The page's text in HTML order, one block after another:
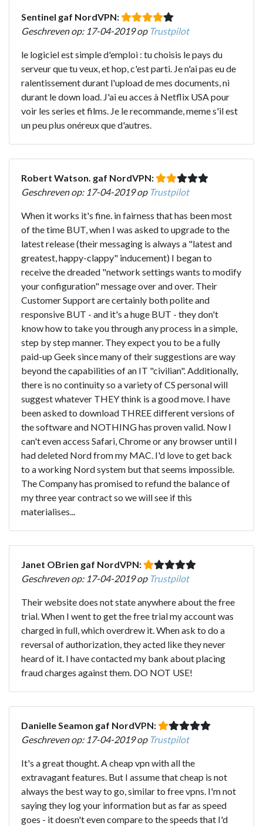
Sentinel gaf NordVPN:
Geschreven op: 17-04-2019 op Trustpilot
le logiciel est simple d'emploi : tu choisis le pays du
serveur que tu veux, et hop, c'est parti. Je n'ai pas eu de
ralentissement durant l'upload de mes documents, ni
durant le down load. J'ai eu acces à Netflix USA pour
voir les series et films. Je le recommande, meme s'il est
un peu plus onéreux que d'autres.
Robert Watson. gaf NordVPN:
Geschreven op: 17-04-2019 op Trustpilot
When it works it's fine. in fairness that has been most
of the time BUT, when I was asked to upgrade to the
latest release (their messaging is always a "latest and
greatest, happy-clappy" inducement) I began to
receive the dreaded "network settings wants to modify
your configuration" message over and over. Their
Customer Support are certainly both polite and
responsive BUT - and it's a huge BUT - they don't
know how to take you through any process in a simple,
step by step manner. They expect you to be a fully
paid-up Geek since many of their suggestions are way
beyond the capabilities of an IT "civilian". Additionally,
there is no continuity so a variety of CS personal will
suggest whatever THEY think is a good move. I have
been asked to download THREE different versions of
the software and NOTHING has proven valid. Now I
can't even access Safari, Chrome or any browser until I
had deleted Nord from my MAC. I'd love to get back
to a working Nord system but that seems impossible.
The Company has promised to refund the balance of
my three year contract so we will see if this
materialises...
Janet OBrien gaf NordVPN:
Geschreven op: 17-04-2019 op Trustpilot
Their website does not state anywhere about the free
trial. When I went to get the free trial my account was
charged in full, which overdrew it. When ask to do a
reversal of authorization, they acted like they never
heard of it. I have contacted my bank about placing
fraud charges against them. DO NOT USE!
Danielle Seamon gaf NordVPN:
Geschreven op: 17-04-2019 op Trustpilot
It's a great thought. A cheap vpn with all the
extravagant features. But I assume that cheap is not
always the best way to go, similar to free vpns. I'm not
saying they log your information but as far as speed
goes - it doesn't even compare to the speeds that I'd